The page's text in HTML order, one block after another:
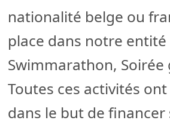
nationalité belge ou
place dans notre
Swimmarathon,
Toutes ces activités
dans le but de